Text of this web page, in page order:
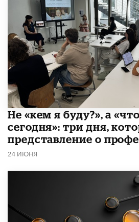
Не «кем я буду?», а
сегодня»: три дня,
представление о
24 ИЮНЯ